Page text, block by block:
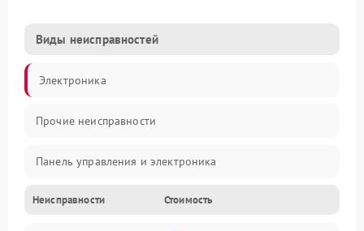
Виды неисправностей
Электроника
Прочие неисправности
Панель управления и электроника
Дверца и корпус
Неисправности Стоимость